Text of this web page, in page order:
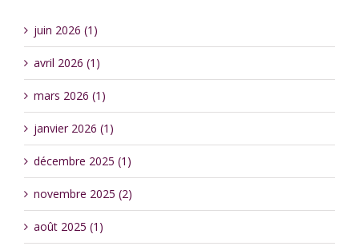
juin 2026 (1)
avril 2026 (1)
mars 2026 (1)
janvier 2026 (1)
décembre 2025 (1)
novembre 2025 (2)
août 2025 (1)